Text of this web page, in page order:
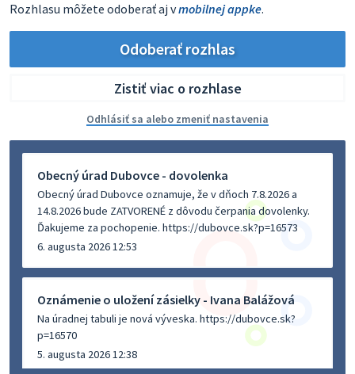
Rozhlasu môžete odoberať aj vmobilnej appke.
Odoberať rozhlas
Zistiť viac o rozhlase
Odhlásiť sa alebo zmeniť nastavenia
Obecný úrad Dubovce - dovolenka
Obecný úrad Dubovce oznamuje, že v dňoch 7.8.2026 a
14.8.2026 bude ZATVORENÉ z dôvodu čerpania dovolenky.
Ďakujeme za pochopenie. https://dubovce.sk?p=16573
6. augusta 2026 12:53
Oznámenie o uložení zásielky - Ivana Balážová
Na úradnej tabuli je nová výveska. https://dubovce.sk?
p=16570
5. augusta 2026 12:38